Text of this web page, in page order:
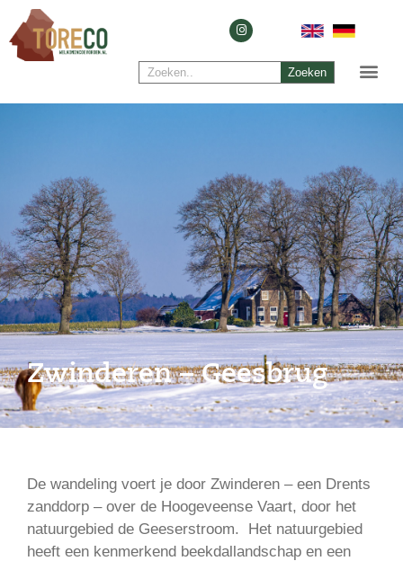
Zoeken
Zwinderen – Geesbrug
De wandeling voert je door Zwinderen – een Drents
zanddorp – over de Hoogeveense Vaart, door het
natuurgebied de Geeserstroom. Het natuurgebied
heeft een kenmerkend beekdallandschap en een